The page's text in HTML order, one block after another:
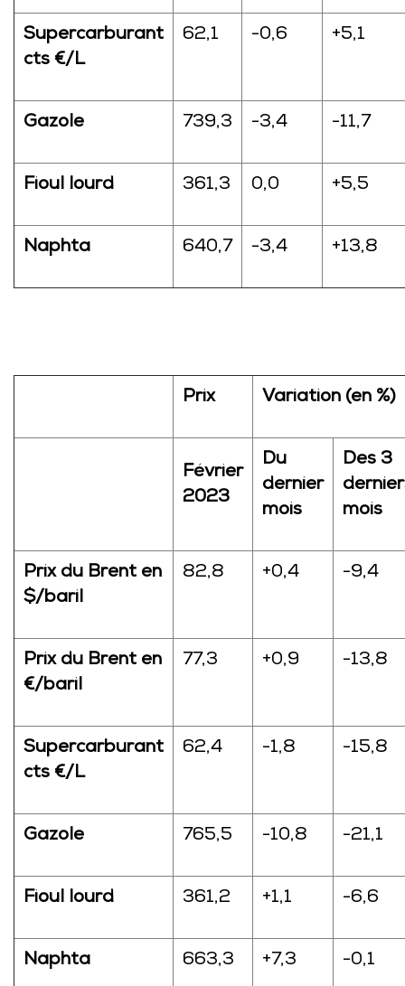
Supercarburant
cts €/L
62,1 -0,6 +5,1
Gazole 739,3 -3,4 -11,7
Fioul lourd 361,3 0,0 +5,5
Naphta 640,7 -3,4 +13,8
Prix Variation (en %)
Février
2023
Du
dernier
mois
Des 3
mois
Prix du Brent en
$/baril
82,8 +0,4 -9,4
Prix du Brent en
€/baril
77,3 +0,9 -13,8
Supercarburant
cts €/L
62,4 -1,8 -15,8
Gazole 765,5 -10,8 -21,1
Fioul lourd 361,2 +1,1 -6,6
Naphta 663,3 +7,3 -0,1